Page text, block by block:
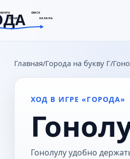
ОМСК
СОЧИ КАЗАНЬ
Главная Города на букву Г
ХОД В ИГРЕ «ГОРОДА»
Гонолулу удобно